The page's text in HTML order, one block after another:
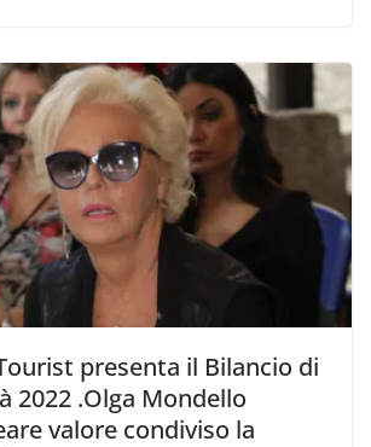
presenta il Bilancio di
2022 .Olga Mondello
valore condiviso la